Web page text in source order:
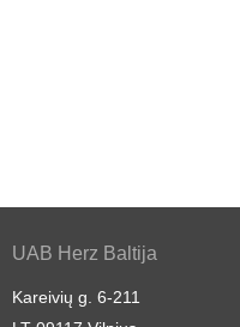
UAB Herz Baltija
Kareivių g. 6-211